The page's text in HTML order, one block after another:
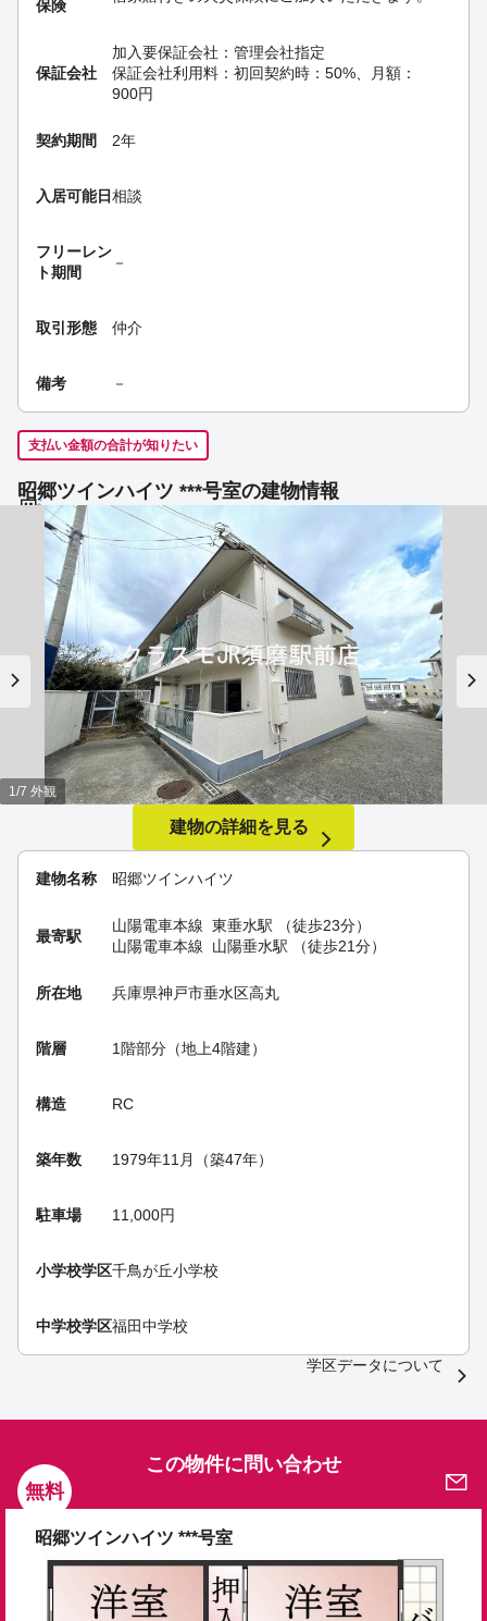
保険
保証会社
加入要保証会社：管理会社指定
保証会社利用料：初回契約時：50%、月額：
900円
契約期間 2年
入居可能日相談
フリーレン
ト期間
－
取引形態 仲介
備考 －
支払い金額の合計が知りたい
昭郷ツインハイツ ***号室の建物情報
建物名称 昭郷ツインハイツ
最寄駅
山陽電車本線 東垂水駅 （徒歩23分）
山陽電車本線
山陽垂水駅 （徒歩21分）
所在地 兵庫県神戸市垂水区高丸
階層 1階部分（地上4階建）
構造 RC
築年数 1979年11月（築47年）
駐車場 11,000円
小学校学区千鳥が丘小学校
中学校学区福田中学校
1/7 外観
建物の詳細を見る
学区データについて
無料
この物件に問い合わせ
昭郷ツインハイツ ***号室